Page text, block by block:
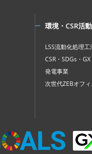
環境・CSR活
LSS流動化処理工
CSR・SDGs・GX
発電事業
次世代ZEBオフ